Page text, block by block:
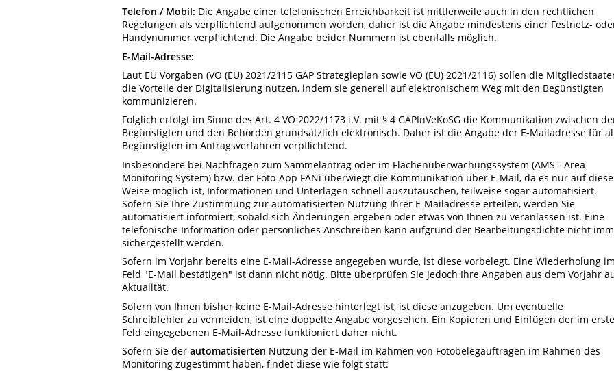
Telefon / Mobil: Die Angabe einer telefonischen Erreichbarkeit ist mittlerweile auch in den rechtlichen
Regelungen als verpflichtend aufgenommen worden, daher ist die Angabe mindestens einer Festnetz-
Handynummer verpflichtend. Die Angabe beider Nummern ist ebenfalls möglich.
E-Mail-Adresse:
Laut EU Vorgaben (VO (EU) 2021/2115 GAP Strategieplan sowie VO (EU) 2021/2116) sollen die
die Vorteile der Digitalisierung nutzen, indem sie generell auf elektronischem Weg mit den Begünstigten
kommunizieren.
Folglich erfolgt im Sinne des Art. 4 VO 2022/1173 i.V. mit § 4 GAPInVeKoSG die Kommunikation zwischen
Begünstigten und den Behörden grundsätzlich elektronisch. Daher ist die Angabe der E-Mailadresse für
Begünstigten im Antragsverfahren verpflichtend.
Insbesondere bei Nachfragen zum Sammelantrag oder im Flächenüberwachungssystem (AMS - Area
Monitoring System) bzw. der Foto-App FANi überwiegt die Kommunikation über E-Mail, da es nur auf diese
Weise möglich ist, Informationen und Unterlagen schnell auszutauschen, teilweise sogar automatisiert.
Sofern Sie Ihre Zustimmung zur automatisierten Nutzung Ihrer E-Mailadresse erteilen, werden Sie
automatisiert informiert, sobald sich Änderungen ergeben oder etwas von Ihnen zu veranlassen ist. Eine
telefonische Information oder persönliches Anschreiben kann aufgrund der Bearbeitungsdichte nicht
sichergestellt werden.
Sofern im Vorjahr bereits eine E-Mail-Adresse angegeben wurde, ist diese vorbelegt. Eine Wiederholung im
Feld "E-Mail bestätigen" ist dann nicht nötig. Bitte überprüfen Sie jedoch Ihre Angaben aus dem Vorjahr
Aktualität.
Sofern von Ihnen bisher keine E-Mail-Adresse hinterlegt ist, ist diese anzugeben. Um eventuelle
Schreibfehler zu vermeiden, ist eine doppelte Angabe vorgesehen. Ein Kopieren und Einfügen der im
Feld eingegebenen E-Mail-Adresse funktioniert daher nicht.
Sofern Sie der automatisierten Nutzung der E-Mail im Rahmen von Fotobelegaufträgen im Rahmen des
Monitoring zugestimmt haben, findet diese wie folgt statt: